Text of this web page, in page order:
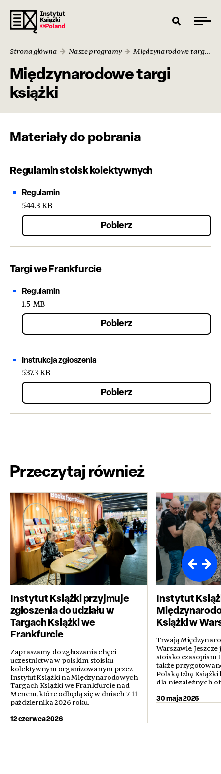
Strona główna Nasze programy Międzynarodowe targi książki
Międzynarodowe targi
książki
Materiały do pobrania
Regulamin stoisk kolektywnych
Regulamin
544.3 KB
Pobierz
Targi we Frankfurcie
Regulamin
1.5 MB
Pobierz
Instrukcja zgłoszenia
537.3 KB
Pobierz
Przeczytaj również
Instytut Książki przyjmuje
zgłoszenia do udziału w
Targach Książki we
Frankfurcie
Zapraszamy do zgłaszania chęci
uczestnictwa w polskim stoisku
kolektywnym organizowanym przez
Instytut Książki na Międzynarodowych
Targach Książki we Frankfurcie nad
Menem, które odbędą się w dniach 7-11
października 2026 roku.
12 czerwca 2026
Instytut
Książki w
Trwają
Warszawie.
stoisko czasopism
także
Polską Izbą
dla niezależnych
30 maja 2026